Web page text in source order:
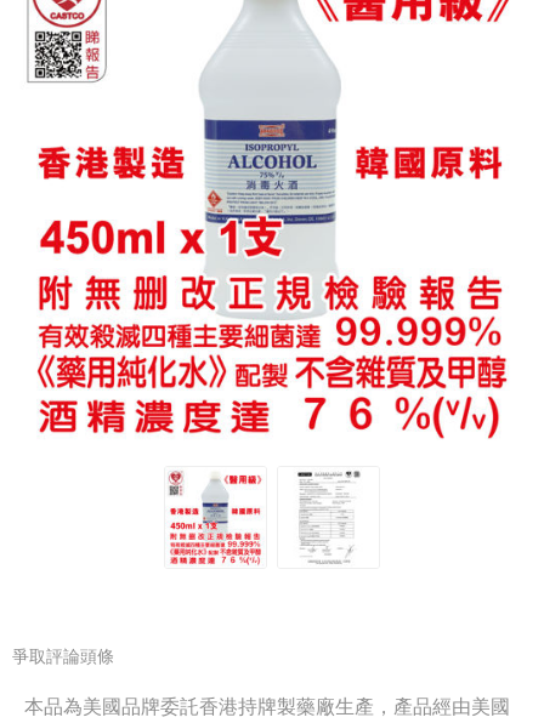
爭取評論頭條
本品為美國品牌委託香港持牌製藥廠生產，產品經由美國